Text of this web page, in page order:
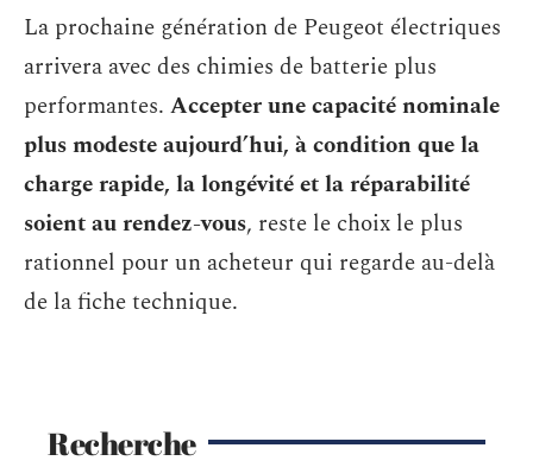
La prochaine génération de Peugeot électriques
arrivera avec des chimies de batterie plus
performantes. Accepter une capacité nominale
plus modeste aujourd’hui, à condition que la
charge rapide, la longévité et la réparabilité
soient au rendez-vous, reste le choix le plus
rationnel pour un acheteur qui regarde au-delà
de la fiche technique.
Recherche